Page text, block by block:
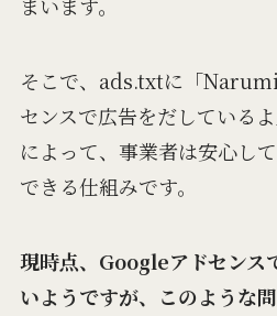
まいます。
そこで、ads.txtに「
センスで広告をだしている
によって、事業者は安心し
できる仕組みです。
現時点、Googleアドセン
いようですが、このような